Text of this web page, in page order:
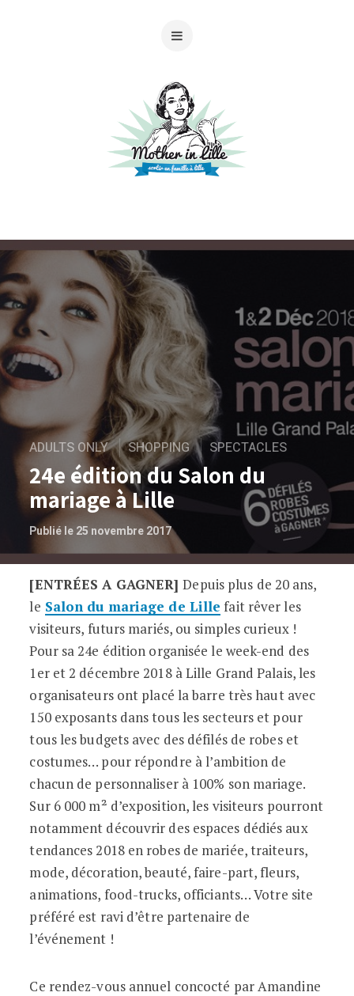
ADULTS ONLY SHOPPING SPECTACLES
24e édition du Salon du
mariage à Lille
Publié le 25 novembre 2017
24e édition du Salon du mariage à Lille
[ENTRÉES A GAGNER]Depuis plus de 20 ans,
le Salon du mariage de Lille fait rêver les
visiteurs, futurs mariés, ou simples curieux !
Pour sa 24e édition organisée le week-end des
1er et 2 décembre 2018 à Lille Grand Palais, les
organisateurs ont placé la barre très haut avec
150 exposants dans tous les secteurs et pour
tous les budgets avec des défilés de robes et
costumes… pour répondre à l’ambition de
chacun de personnaliser à 100% son mariage.
Sur 6 000 m² d’exposition, les visiteurs pourront
notamment découvrir des espaces dédiés aux
tendances 2018 en robes de mariée, traiteurs,
mode, décoration, beauté, faire-part, fleurs,
animations, food-trucks, officiants… Votre site
préféré est ravi d’être partenaire de
l’événement !
Ce rendez-vous annuel concocté par Amandine